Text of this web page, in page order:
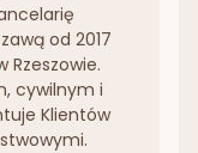
od 2017
Rzeszowie.
cywilnym i
Klientów